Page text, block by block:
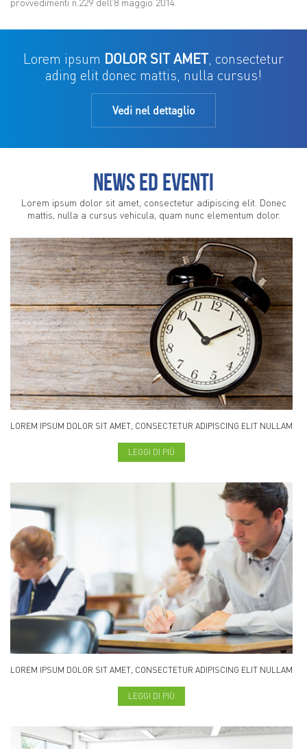
Lorem ipsum DOLOR SIT AMET, consectetur
ading elit donec mattis, nulla cursus!
Vedi nel dettaglio
News ed eventi
Lorem ipsum dolor sit amet, consectetur adipiscing elit. Donec
mattis, nulla a cursus vehicula, quam nunc elementum dolor.
LOREM IPSUM DOLOR SIT AMET, CONSECTETUR ADIPISCING ELIT NULLAM
LEGGI DI PIÙ
LOREM IPSUM DOLOR SIT AMET, CONSECTETUR ADIPISCING ELIT NULLAM
LEGGI DI PIÙ